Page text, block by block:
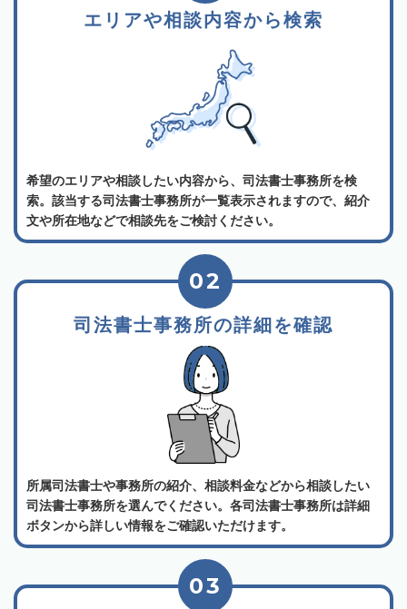
エリアや相談内容から検索
希望のエリアや相談したい内容から、司法書士事務所を検
索。該当する司法書士事務所が一覧表示されますので、紹介
文や所在地などで相談先をご検討ください。
司法書士事務所の詳細を確認
02
所属司法書士や事務所の紹介、相談料金などから相談したい
司法書士事務所を選んでください。各司法書士事務所は詳細
ボタンから詳しい情報をご確認いただけます。
03